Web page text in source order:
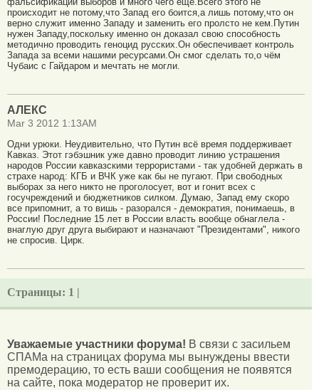
происходит не потому,что Запад его боится,а лишь потому,что он
верно служит именно Западу и заменить его пролсто не кем.Путин
нужен Западу,поскольку именно он доказал свою способность
методично проводить геноцид русских.Он обеспечивает контроль
Запада за всеми нашими ресурсами.Он смог сделать то,о чём
Чубаис с Гайдаром и мечтать не могли.
АЛЕКС
Mar 3 2012 1:13AM
Одни урюки. Неудивительно, что Путин всё время поддерживает
Кавказ. Этот гэбэшник уже давно проводит линию устрашения
народов России кавказскими террористами - так удобней держать в
страхе народ: КГБ и ВЧК уже как бы не пугают. При свободных
выборах за него никто не проголосует, вот и гонит всех с
госучреждений и бюджетников силком. Думаю, Запад ему скоро
все припомнит, а то вишь - разорался - демократия, понимаешь, в
России! Последние 15 лет в России власть вообще обнаглела -
внаглую друг друга выбирают и назначают "Президентами", никого
не спросив. Цирк.
Страницы: 1 |
Уважаемые участники форума! В связи с засильем
СПАМа на страницах форума мы вынуждены ввести
премодерацию, то есть ваши сообщения не появятся
на сайте, пока модератор не проверит их.